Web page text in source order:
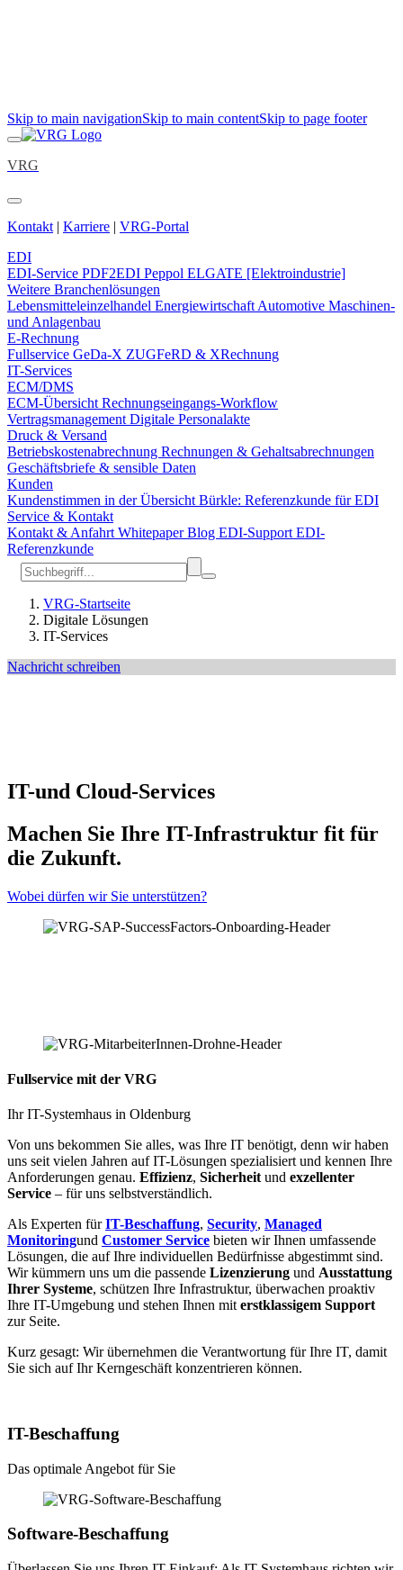
Skip to main navigationSkip to main contentSkip to page footer
VRG
Kontakt | Karriere | VRG-Portal
EDI
EDI-Service PDF2EDI Peppol ELGATE [Elektroindustrie]
Weitere Branchenlösungen
Lebensmitteleinzelhandel Energiewirtschaft Automotive Maschinen-
und Anlagenbau
E-Rechnung
Fullservice GeDa-X ZUGFeRD & XRechnung
IT-Services
ECM/DMS
ECM-Übersicht Rechnungseingangs-Workflow
Vertragsmanagement Digitale Personalakte
Druck & Versand
Betriebskostenabrechnung Rechnungen & Gehaltsabrechnungen
Geschäftsbriefe & sensible Daten
Kunden
Kundenstimmen in der Übersicht Bürkle: Referenzkunde für EDI
Service & Kontakt
Kontakt & Anfahrt WhitepaperBlog EDI-Support EDI-
Referenzkunde
VRG-Startseite
Digitale Lösungen
IT-Services
Nachricht schreiben
IT-und Cloud-Services
Machen Sie Ihre IT-Infrastruktur fit für
die Zukunft.
Wobei dürfen wir Sie unterstützen?
Fullservice mit der VRG
Ihr IT-Systemhaus in Oldenburg
Von uns bekommen Sie alles, was Ihre IT benötigt, denn wir haben
uns seit vielen Jahren auf IT-Lösungen spezialisiert und kennen Ihre
Anforderungen genau. Effizienz, Sicherheit und exzellenter
Service – für uns selbstverständlich.
Als Experten fürIT-Beschaffung, Security, Managed
Monitoringund Customer Service bieten wir Ihnen umfassende
Lösungen, die auf Ihre individuellen Bedürfnisse abgestimmt sind.
Wir kümmern uns um die passende Lizenzierung und Ausstattung
Ihrer Systeme, schützen Ihre Infrastruktur, überwachen proaktiv
Ihre IT-Umgebung und stehen Ihnen mit erstklassigem Support
zur Seite.
Kurz gesagt: Wir übernehmen die Verantwortung für Ihre IT, damit
Sie sich auf Ihr Kerngeschäft konzentrieren können.
IT-Beschaffung
Das optimale Angebot für Sie
Software-Beschaffung